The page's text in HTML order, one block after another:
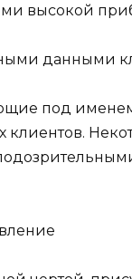
высокой
данными
под именем
клиентов.